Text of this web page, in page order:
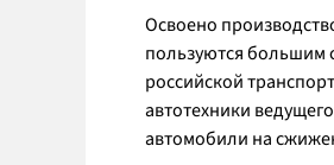
Освоено
пользуются большим
российской
автотехники
автомобили на